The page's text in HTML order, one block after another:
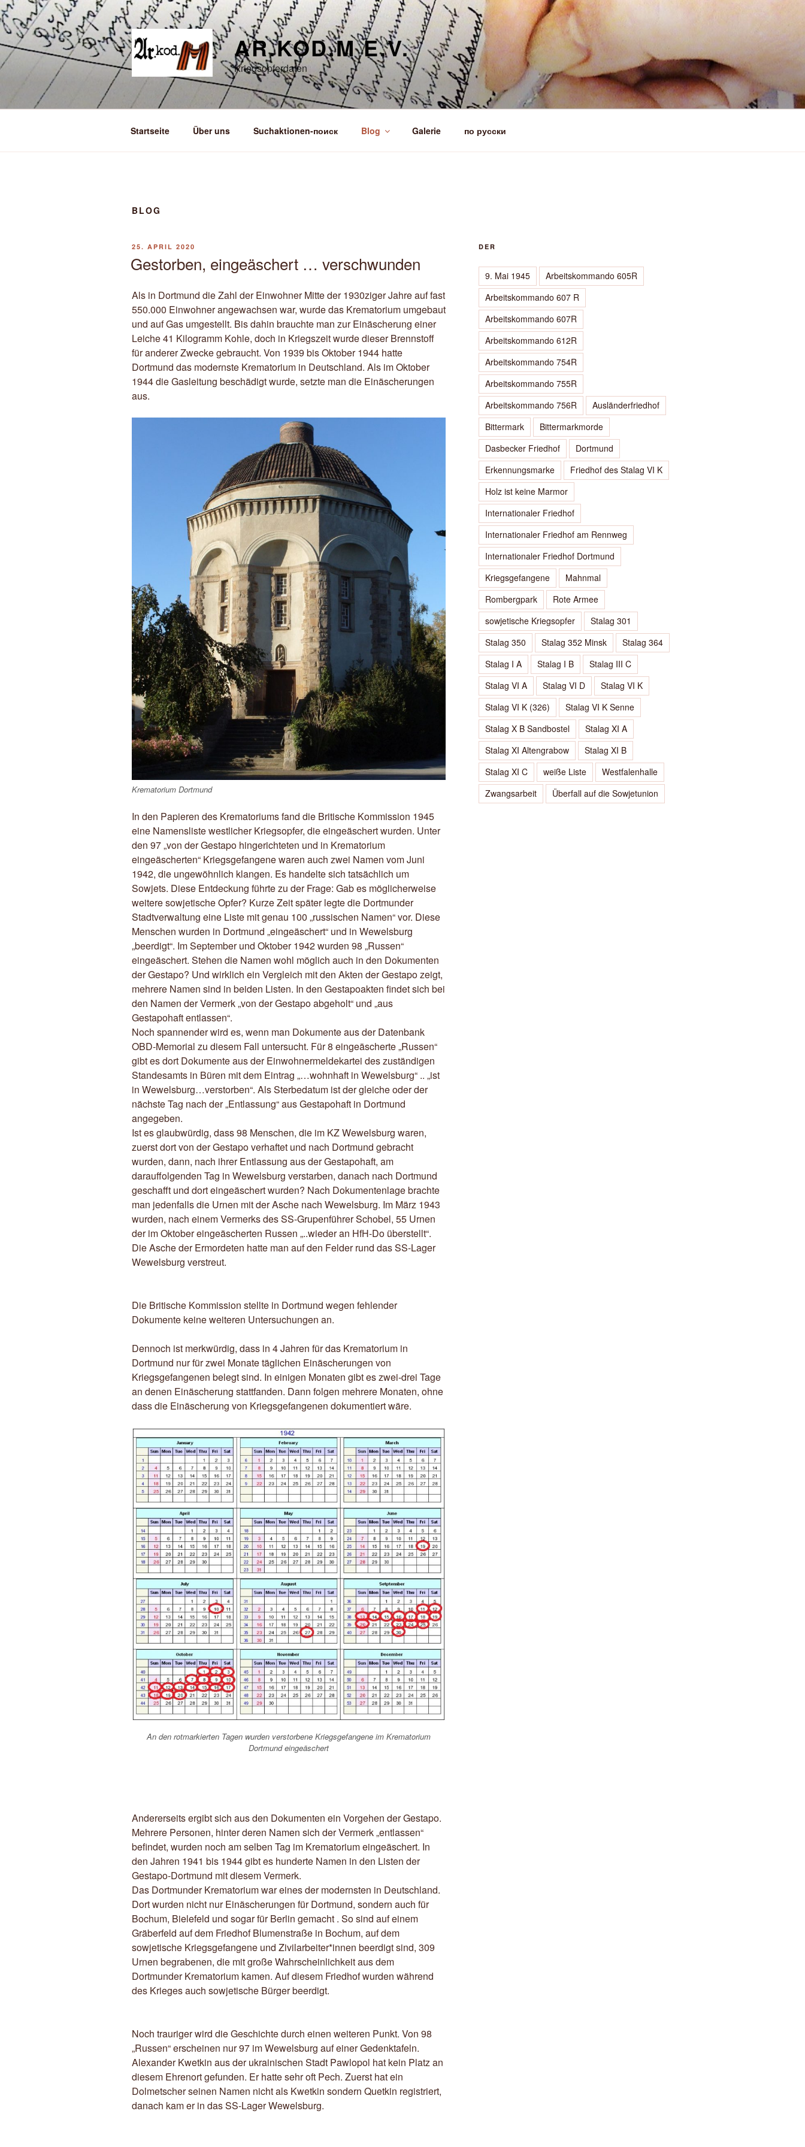
Zum
Inhalt
springen
AR.KOD.M E.V.
Kriegsopferdaten
Startseite Über uns Suchaktionen-поиск Blog Galerie по русски
BLOG
VERÖFFENTLICHT
25. APRIL 2020
Gestorben, eingeäschert … verschwunden
Als in Dortmund die Zahl der Einwohner Mitte der 1930ziger Jahre auf fast
550.000 Einwohner angewachsen war, wurde das Krematorium umgebaut
und auf Gas umgestellt. Bis dahin brauchte man zur Einäscherung einer
Leiche 41 Kilogramm Kohle, doch in Kriegszeit wurde dieser Brennstoff
für anderer Zwecke gebraucht. Von 1939 bis Oktober 1944 hatte
Dortmund das modernste Krematorium in Deutschland. Als im Oktober
1944 die Gasleitung beschädigt wurde, setzte man die Einäscherungen
aus.
Krematorium Dortmund
In den Papieren des Krematoriums fand die Britische Kommission 1945
eine Namensliste westlicher Kriegsopfer, die eingeäschert wurden. Unter
den 97 „von der Gestapo hingerichteten und in Krematorium
eingeäscherten“ Kriegsgefangene waren auch zwei Namen vom Juni
1942, die ungewöhnlich klangen. Es handelte sich tatsächlich um
Sowjets. Diese Entdeckung führte zu der Frage: Gab es möglicherweise
weitere sowjetische Opfer? Kurze Zeit später legte die Dortmunder
Stadtverwaltung eine Liste mit genau 100 „russischen Namen“ vor. Diese
Menschen wurden in Dortmund „eingeäschert“ und in Wewelsburg
„beerdigt“. Im September und Oktober 1942 wurden 98 „Russen“
eingeäschert. Stehen die Namen wohl möglich auch in den Dokumenten
der Gestapo? Und wirklich ein Vergleich mit den Akten der Gestapo zeigt,
mehrere Namen sind in beiden Listen. In den Gestapoakten findet sich bei
den Namen der Vermerk „von der Gestapo abgeholt“ und „aus
Gestapohaft entlassen“.
Noch spannender wird es, wenn man Dokumente aus der Datenbank
OBD-Memorial zu diesem Fall untersucht. Für 8 eingeäscherte „Russen“
gibt es dort Dokumente aus der Einwohnermeldekartei des zuständigen
Standesamts in Büren mit dem Eintrag „…wohnhaft in Wewelsburg“ .. „ist
in Wewelsburg…verstorben“. Als Sterbedatum ist der gleiche oder der
nächste Tag nach der „Entlassung“ aus Gestapohaft in Dortmund
angegeben.
Ist es glaubwürdig, dass 98 Menschen, die im KZ Wewelsburg waren,
zuerst dort von der Gestapo verhaftet und nach Dortmund gebracht
wurden, dann, nach ihrer Entlassung aus der Gestapohaft, am
darauffolgenden Tag in Wewelsburg verstarben, danach nach Dortmund
geschafft und dort eingeäschert wurden? Nach Dokumentenlage brachte
man jedenfalls die Urnen mit der Asche nach Wewelsburg. Im März 1943
wurden, nach einem Vermerks des SS-Grupenführer Schobel, 55 Urnen
der im Oktober eingeäscherten Russen „..wieder an HfH-Do überstellt“.
Die Asche der Ermordeten hatte man auf den Felder rund das SS-Lager
Wewelsburg verstreut.
Die Britische Kommission stellte in Dortmund wegen fehlender
Dokumente keine weiteren Untersuchungen an.
Dennoch ist merkwürdig, dass in 4 Jahren für das Krematorium in
Dortmund nur für zwei Monate täglichen Einäscherungen von
Kriegsgefangenen belegt sind. In einigen Monaten gibt es zwei-drei Tage
an denen Einäscherung stattfanden. Dann folgen mehrere Monaten, ohne
dass die Einäscherung von Kriegsgefangenen dokumentiert wäre.
An den rotmarkierten Tagen wurden verstorbene Kriegsgefangene im Krematorium
Dortmund eingeäschert
Andererseits ergibt sich aus den Dokumenten ein Vorgehen der Gestapo.
Mehrere Personen, hinter deren Namen sich der Vermerk „entlassen“
befindet, wurden noch am selben Tag im Krematorium eingeäschert. In
den Jahren 1941 bis 1944 gibt es hunderte Namen in den Listen der
Gestapo-Dortmund mit diesem Vermerk.
Das Dortmunder Krematorium war eines der modernsten in Deutschland.
Dort wurden nicht nur Einäscherungen für Dortmund, sondern auch für
Bochum, Bielefeld und sogar für Berlin gemacht . So sind auf einem
Gräberfeld auf dem Friedhof Blumenstraße in Bochum, auf dem
sowjetische Kriegsgefangene und Zivilarbeiter*innen beerdigt sind, 309
Urnen begrabenen, die mit große Wahrscheinlichkeit aus dem
Dortmunder Krematorium kamen. Auf diesem Friedhof wurden während
des Krieges auch sowjetische Bürger beerdigt.
Noch trauriger wird die Geschichte durch einen weiteren Punkt. Von 98
„Russen“ erscheinen nur 97 im Wewelsburg auf einer Gedenktafeln.
Alexander Kwetkin aus der ukrainischen Stadt Pawlopol hat kein Platz an
diesem Ehrenort gefunden. Er hatte sehr oft Pech. Zuerst hat ein
Dolmetscher seinen Namen nicht als Kwetkin sondern Quetkin registriert,
danach kam er in das SS-Lager Wewelsburg.
DER
9. Mai 1945
Arbeitskommando 605R
Arbeitskommando 607 R
Arbeitskommando 607R
Arbeitskommando 612R
Arbeitskommando 754R
Arbeitskommando 755R
Arbeitskommando 756R
Ausländerfriedhof
Bittermark
Bittermarkmorde
Dasbecker Friedhof
Dortmund
Erkennungsmarke
Friedhof des Stalag VI K
Holz ist keine Marmor
Internationaler Friedhof
Internationaler Friedhof am Rennweg
Internationaler Friedhof Dortmund
Kriegsgefangene
Mahnmal
Rombergpark
Rote Armee
sowjetische Kriegsopfer
Stalag 301
Stalag 350
Stalag 352 Minsk
Stalag 364
Stalag I A
Stalag I B
Stalag III C
Stalag VI A
Stalag VI D
Stalag VI K
Stalag VI K (326)
Stalag VI K Senne
Stalag X B Sandbostel
Stalag XI A
Stalag XI Altengrabow
Stalag XI B
Stalag XI C
weiße Liste
Westfalenhalle
Zwangsarbeit
Überfall auf die Sowjetunion